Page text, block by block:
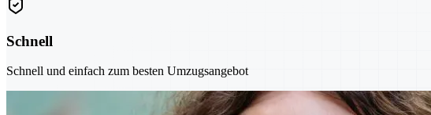
Schnell
Schnell und einfach zum besten Umzugsangebot